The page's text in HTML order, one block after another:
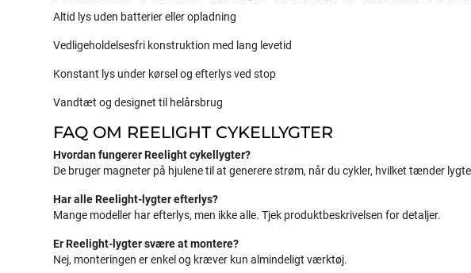
Altid lys uden batterier eller opladning
Vedligeholdelsesfri konstruktion med lang levetid
Konstant lys under kørsel og efterlys ved stop
Vandtæt og designet til helårsbrug
FAQ OM REELIGHT CYKELLYGTER
Hvordan fungerer Reelight cykellygter?
De bruger magneter på hjulene til at generere strøm, når du cykler, hvilket tænder
Har alle Reelight-lygter efterlys?
Mange modeller har efterlys, men ikke alle. Tjek produktbeskrivelsen for detaljer.
Er Reelight-lygter svære at montere?
Nej, monteringen er enkel og kræver kun almindeligt værktøj.